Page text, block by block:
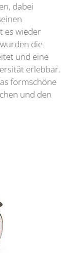
dabei
es wieder
die
und eine
erlebbar.
formschöne
und den